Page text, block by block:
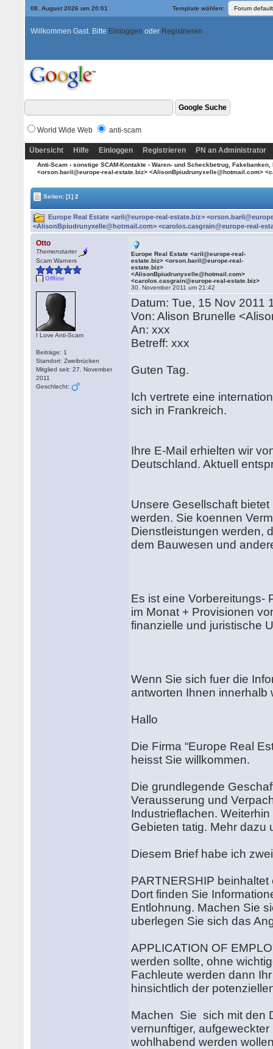
08. August 2026 um 20:01 Template wählen:
Willkommen Gast. Bitte Einloggen oder Registrieren
World Wide Web anti-scam
Übersicht Hilfe Einloggen Registrieren PN an Administrator
Anti-Scam› sonstige SCAM-Kontakte› Waren- und Scheckbetrug,
<orson.baril@europe-real-estate.biz> <AlisonBpiudrunyxelle@hotmail.com>
Seiten:[1] 2
Europe Real Estate <aril@europe-real-estate.biz>
<AlisonBpiudrunyxelle@hotmail.com> <carolos.casgrain@europe-real-
Otto
Themenstarter
Scam Warners
Offline
I Love Anti-Scam
Beiträge: 1
Standort: Zweibrücken
Mitglied seit: 27. November
2011
Geschlecht:
Europe Real Estate <aril@europe-real-
estate.biz> <orson.baril@europe-real-
estate.biz>
<AlisonBpiudrunyxelle@hotmail.com>
<carolos.casgrain@europe-real-estate.biz>
30. November 2011 um 21:42
Datum: Tue, 15 Nov 2011
Von: Alison Brunelle
An: xxx
Betreff: xxx
Guten Tag.
Ich vertrete eine
sich in Frankreich.
Ihre E-Mail erhielten wir
Deutschland. Aktuell
Unsere Gesellschaft
werden. Sie koennen
Dienstleistungen werden,
dem Bauwesen und
Es ist eine Vorbereitungs-
im Monat + Provisionen
finanzielle und juristische
Wenn Sie sich fuer die
antworten Ihnen innerhalb
Hallo
Die Firma “Europe Real
heisst Sie willkommen.
Die grundlegende
Verausserung und
Industrieflachen.
Gebieten tatig. Mehr dazu
Diesem Brief habe ich
PARTNERSHIP
Dort finden Sie
Entlohnung. Machen Sie
uberlegen Sie sich das
APPLICATION OF
werden sollte, ohne
Fachleute werden dann
hinsichtlich der
Machen Sie sich mit den
vernunftiger,
wohlhabend werden